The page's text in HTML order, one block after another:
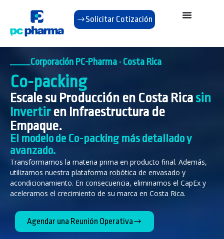
Solicitar Cotización
Corporación PC-Pharma · Costa Rica
Co-packing
Escale su Producción en Costa Rica sin
Invertiren Infraestructura de
Empaque.
El modelo de Co-packing más detallado y
avanzado.
Transformamos la materia prima en producto final. Además,
utilizamos nuestra plataforma robótica de envasado y
acondicionamiento. En consecuencia, eliminamos el CapEx y
aceleramos el crecimiento de su marca en Costa Rica.
Agendar una Reunión Operativa